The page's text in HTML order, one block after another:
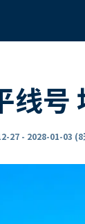
线号
27 - 2028-01-03 (8